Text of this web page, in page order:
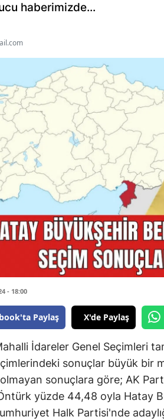
haberimizde...
- 18:00
Paylaş X'de Paylaş
İdareler Genel Seçimleri
sonuçlar büyük bir
sonuçlara göre; AK
yüzde 44,48 oyla Hatay
Halk Partisi'nde